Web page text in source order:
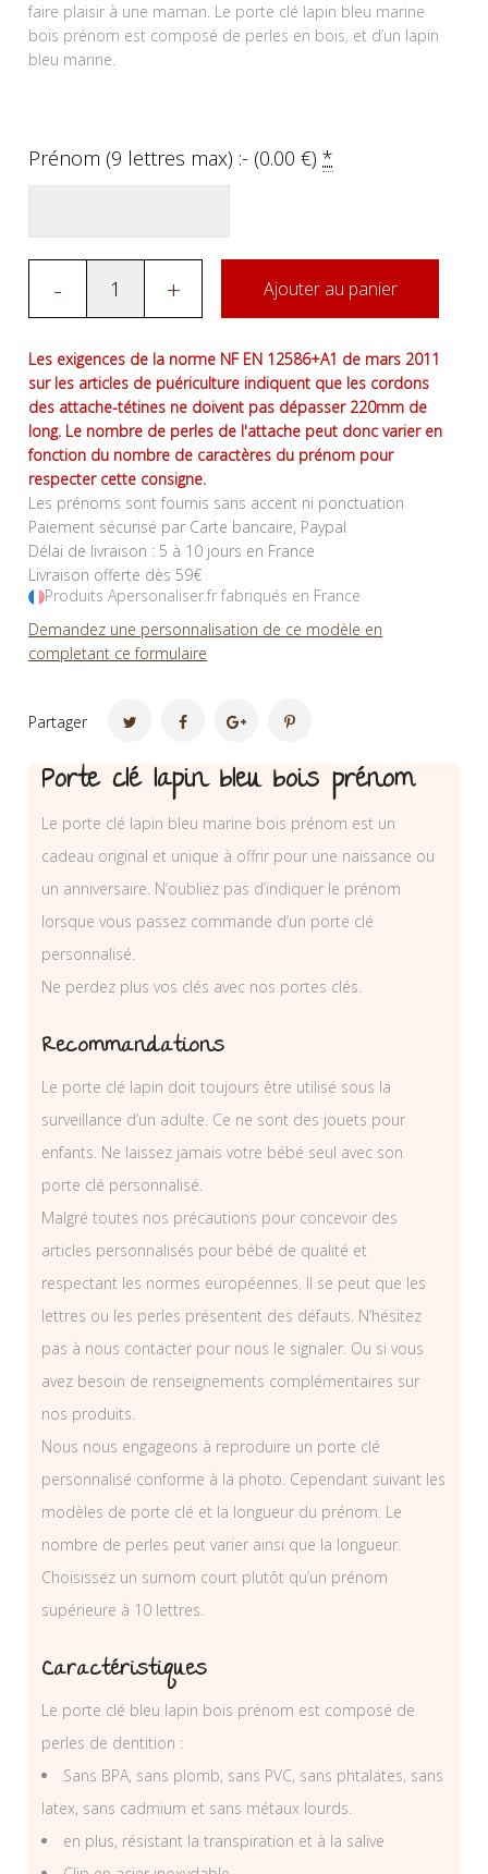
faire plaisir à une maman. Le porte clé lapin bleu marine
bois prénom est composé de perles en bois, et d’un lapin
bleu marine.
Prénom (9 lettres max) :- (0.00€)*
- + Ajouter au panier
Les exigences de la norme NF EN 12586+A1 de mars 2011
sur les articles de puériculture indiquent que les cordons
des attache-tétines ne doivent pas dépasser 220mm de
long. Le nombre de perles de l'attache peut donc varier en
fonction du nombre de caractères du prénom pour
respecter cette consigne.
Les prénoms sont fournis sans accent ni ponctuation
Paiement sécurisé par Carte bancaire, Paypal
Délai de livraison : 5 à 10 jours en France
Livraison offerte dès 59€
Produits Apersonaliser.fr fabriqués en France
Demandez une personnalisation de ce modèle en
completant ce formulaire
Partager
Porte clé lapin bleu bois prénom
Le porte clé lapin bleu marine bois prénom est un
cadeau original et unique à offrir pour une naissance ou
un anniversaire. N’oubliez pas d’indiquer le prénom
lorsque vous passez commande d’un porte clé
personnalisé.
Ne perdez plus vos clés avec nos portes clés.
Recommandations
Le porte clé lapin doit toujours être utilisé sous la
surveillance d’un adulte. Ce ne sont des jouets pour
enfants. Ne laissez jamais votre bébé seul avec son
porte clé personnalisé.
Malgré toutes nos précautions pour concevoir des
articles personnalisés pour bébé de qualité et
respectant les normes européennes. Il se peut que les
lettres ou les perles présentent des défauts. N’hésitez
pas à nous contacter pour nous le signaler. Ou si vous
avez besoin de renseignements complémentaires sur
nos produits.
Nous nous engageons à reproduire un porte clé
personnalisé conforme à la photo. Cependant suivant les
modèles de porte clé et la longueur du prénom. Le
nombre de perles peut varier ainsi que la longueur.
Choisissez un surnom court plutôt qu’un prénom
supérieure à 10 lettres.
Caractéristiques
Le porte clé bleu lapin bois prénom est composé de
perles de dentition :
Sans BPA, sans plomb, sans PVC, sans phtalates, sans
latex, sans cadmium et sans métaux lourds.
en plus, résistant la transpiration et à la salive